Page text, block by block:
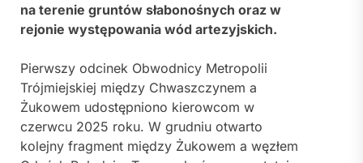
na terenie gruntów słabonośnych oraz w
rejonie występowania wód artezyjskich.
Pierwszy odcinek Obwodnicy Metropolii
Trójmiejskiej między Chwaszczynem a
Żukowem udostępniono kierowcom w
czerwcu 2025 roku. W grudniu otwarto
kolejny fragment między Żukowem a węzłem